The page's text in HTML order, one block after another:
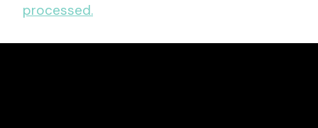
processed.